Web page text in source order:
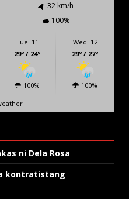
32 km/h
100%
Tue. 11
29º / 24º
100%
Wed. 12
29º / 27º
100%
ni Dela Rosa
kontratistang